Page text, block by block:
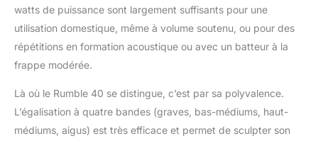
incarnent l'engagement
de Fender envers
l'excellence et la fiabilité
watts de puissance sont largement suffisants pour une
utilisation domestique, même à volume soutenu, ou pour des
répétitions en formation acoustique ou avec un batteur à la
frappe modérée.
Là où le Rumble 40 se distingue, c’est par sa polyvalence.
L’égalisation à quatre bandes (graves, bas-médiums, haut-
médiums, aigus) est très efficace et permet de sculpter son